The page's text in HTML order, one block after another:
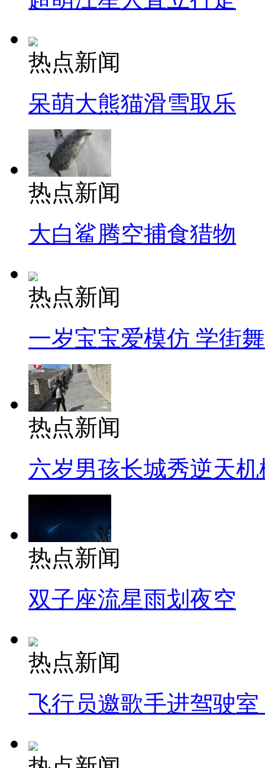
热点新闻
呆萌大熊猫滑雪取乐
热点新闻
大白鲨腾空捕食猎物
热点新闻
一岁宝宝爱模仿 学街
热点新闻
六岁男孩长城秀逆天机
热点新闻
双子座流星雨划夜空
热点新闻
飞行员邀歌手进驾驶